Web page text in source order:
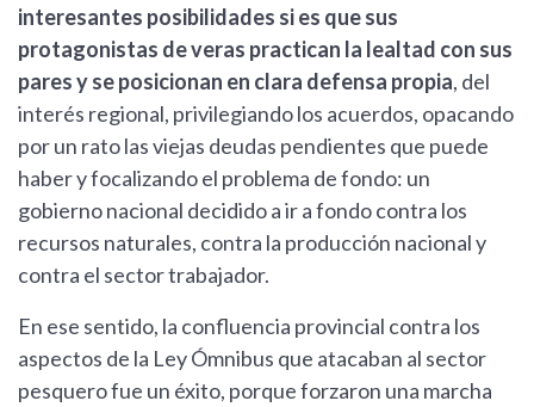
interesantes posibilidades si es que sus
protagonistas de veras practican la lealtad con sus
pares y se posicionan en clara defensa propia, del
interés regional, privilegiando los acuerdos, opacando
por un rato las viejas deudas pendientes que puede
haber y focalizando el problema de fondo: un
gobierno nacional decidido a ir a fondo contra los
recursos naturales, contra la producción nacional y
contra el sector trabajador.
En ese sentido, la confluencia provincial contra los
aspectos de la Ley Ómnibus que atacaban al sector
pesquero fue un éxito, porque forzaron una marcha